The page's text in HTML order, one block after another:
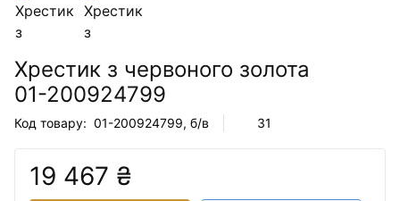
Хрестик з червоного золота
01-200924799
Код товару: 01-200924799, б/в 31
19 467 ₴